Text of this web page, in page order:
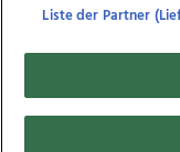
Copyrights
Liste der Partner